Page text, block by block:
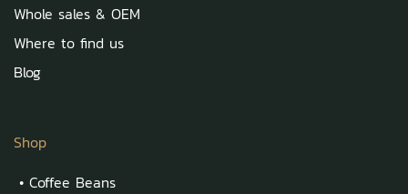
Whole sales & OEM
Where to find us
Blog
Shop
• Coffee Beans